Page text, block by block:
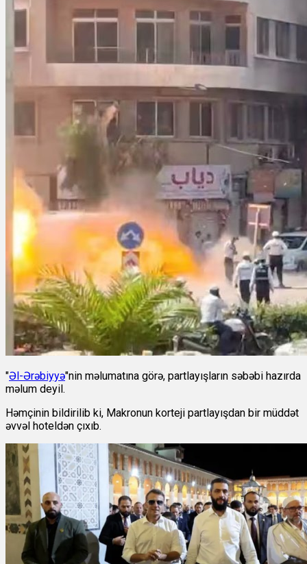
"Əl-Ərəbiyyə"nin məlumatına görə, partlayışların səbəbi hazırda
məlum deyil.
Həmçinin bildirilib ki, Makronun korteji partlayışdan bir müddət
əvvəl hoteldən çıxıb.